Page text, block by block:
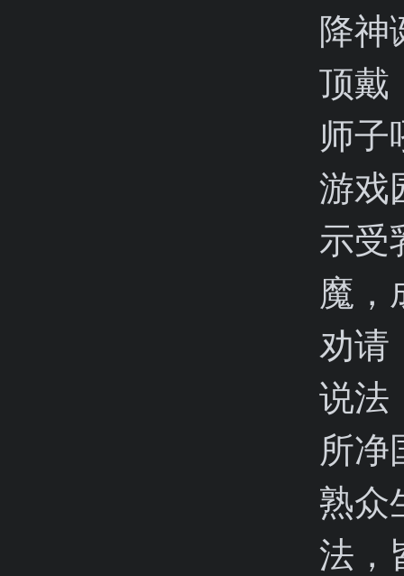
降神
顶戴
师子
游戏
示受
魔，
劝请
说法
所净
熟众
法，